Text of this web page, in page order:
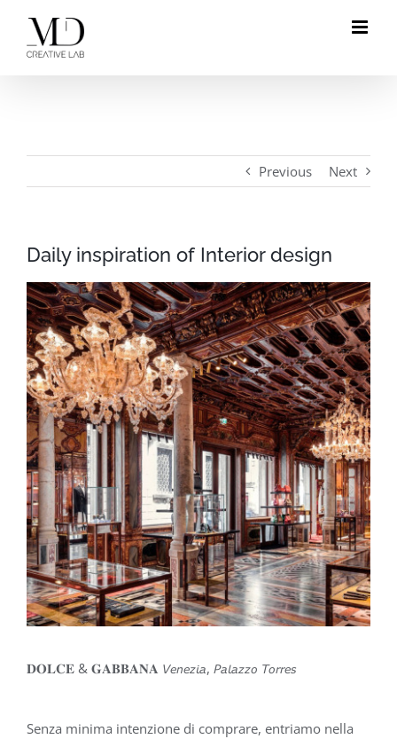
Previous Next
Daily inspiration of Interior design
View
Larger
Image
𝐃𝐎𝐋𝐂𝐄 & 𝐆𝐀𝐁𝐁𝐀𝐍𝐀 𝘝𝘦𝘯𝘦𝘻𝘪𝘢, 𝘗𝘢𝘭𝘢𝘻𝘻𝘰 𝘛𝘰𝘳𝘳𝘦𝘴 ⁣⁣⁣
Senza minima intenzione di comprare, entriamo nella